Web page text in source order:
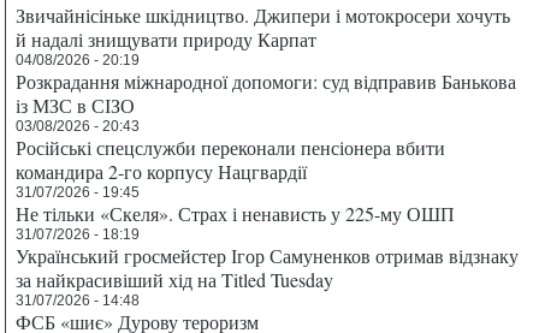
Звичайнісіньке шкідництво. Джипери і мотокросери хочуть
й надалі знищувати природу Карпат
04/08/2026 - 20:19
Розкрадання міжнародної допомоги: суд відправив Банькова
із МЗС в СІЗО
03/08/2026 - 20:43
Російські спецслужби переконали пенсіонера вбити
командира 2-го корпусу Нацгвардії
31/07/2026 - 19:45
Не тільки «Скеля». Страх і ненависть у 225-му ОШП
31/07/2026 - 18:19
Український гросмейстер Ігор Самуненков отримав відзнаку
за найкрасивіший хід на Titled Tuesday
31/07/2026 - 14:48
ФСБ «шиє» Дурову тероризм